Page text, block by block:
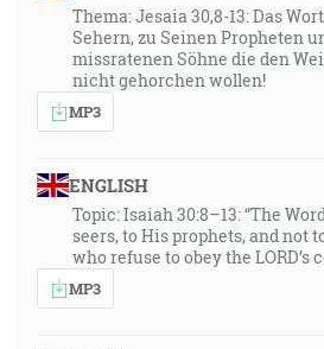
Thema: Jesaia 30,8-13: Das
Sehern, zu Seinen Propheten
missratenen Söhne die den
nicht gehorchen wollen!
MP3
ENGLISH
Topic: Isaiah 30:8–13: “The
seers, to His prophets, and not
who refuse to obey the LORD’s
MP3